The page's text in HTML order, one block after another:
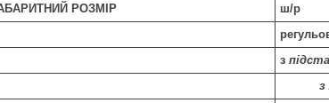
РОЗМІР
ш/р
з
з